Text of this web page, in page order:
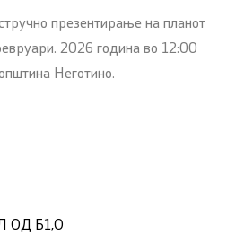
презентирање на планот
2026 година во 12:00
Неготино.
ОД Б1,О